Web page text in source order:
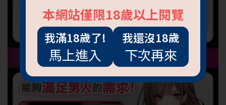
本網站僅限18歲以上閱覽
我滿18歲了!
馬上進入
我還沒18歲
下次再來